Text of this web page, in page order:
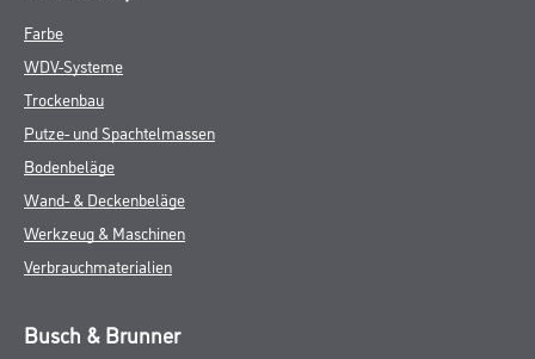
Farbe
WDV-Systeme
Trockenbau
Putze- und Spachtelmassen
Bodenbeläge
Wand- & Deckenbeläge
Werkzeug & Maschinen
Verbrauchmaterialien
Busch & Brunner